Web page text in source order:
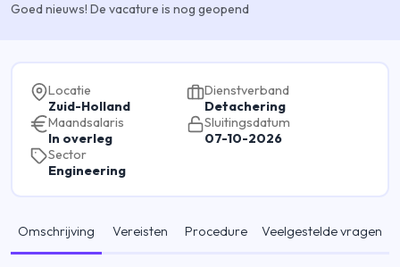
Goed nieuws! De vacature is nog geopend
Omschrijving Vereisten Procedure Veelgestelde vragen
Locatie
Zuid-Holland
Dienstverband
Detachering
Maandsalaris
In overleg
Sluitingsdatum
07-10-2026
Sector
Engineering